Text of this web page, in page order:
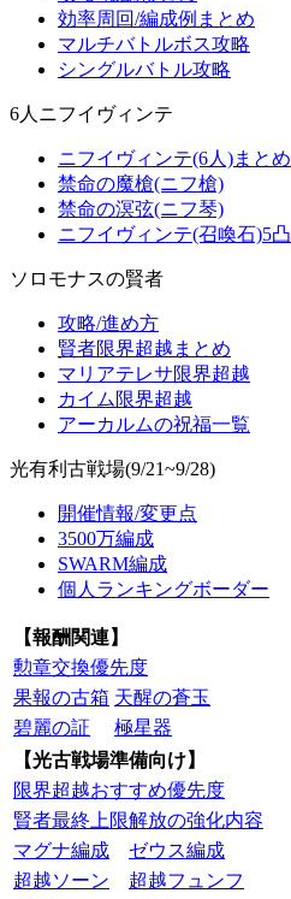
効率周回/編成例まとめ
マルチバトルボス攻略
シングルバトル攻略
6人ニフイヴィンテ
ニフイヴィンテ(6人)まとめ
禁命の魔槍(ニフ槍)
禁命の溟弦(ニフ琴)
ニフイヴィンテ(召喚石)5凸
ソロモナスの賢者
攻略/進め方
賢者限界超越まとめ
マリアテレサ限界超越
カイム限界超越
アーカルムの祝福一覧
光有利古戦場(9/21~9/28)
開催情報/変更点
3500万編成
SWARM編成
個人ランキングボーダー
【報酬関連】
勲章交換優先度
果報の古箱 天醒の蒼玉
碧麗の証
極星器
【光古戦場準備向け】
限界超越おすすめ優先度
賢者最終上限解放の強化内容
マグナ編成
ゼウス編成
超越ソーン
超越フュンフ